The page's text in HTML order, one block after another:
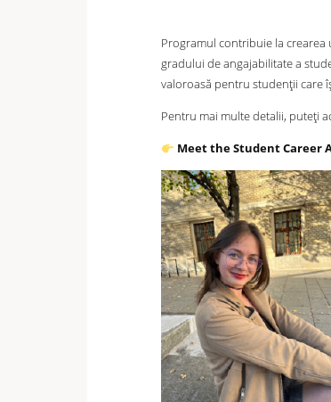
Programul contribuie la
gradului de angajabilitate a
valoroasă pentru studenții care
Pentru mai multe detalii, puteți
Meet the Student Career